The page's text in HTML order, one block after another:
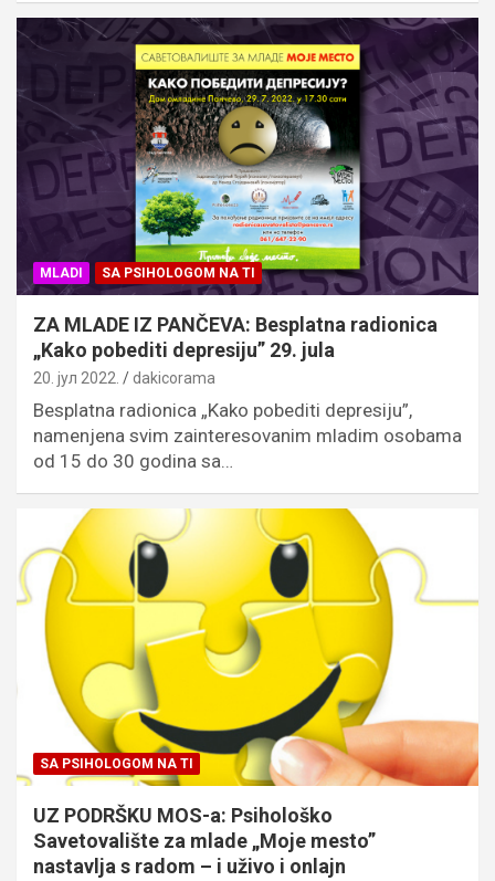
MLADI SA PSIHOLOGOM NA TI
ZA MLADE IZ PANČEVA: Besplatna radionica
„Kako pobediti depresiju” 29. jula
20. јул 2022. dakicorama
Besplatna radionica „Kako pobediti depresiju”,
namenjena svim zainteresovanim mladim osobama
od 15 do 30 godina sa…
SA PSIHOLOGOM NA TI
UZ PODRŠKU MOS-a: Psihološko
Savetovalište za mlade „Moje mesto”
nastavlja s radom – i uživo i onlajn